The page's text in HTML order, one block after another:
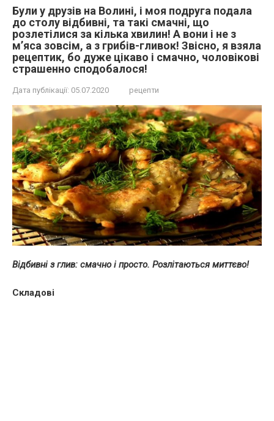
Були у друзів на Волині, і моя подруга подала
до столу відбивні, та такі смачні, що
розлетілися за кілька хвилин! А вони і не з
м’яса зовсім, а з грибів-гливок! Звісно, я взяла
рецептик, бо дуже цікаво і смачно, чоловікові
страшенно сподобалося!
Дата публікації: 05.07.2020 рецепти
Відбивні з глив: смачно і просто. Розлітаються миттєво!
Складові